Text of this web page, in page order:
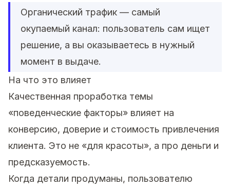
Органический трафик — самый
окупаемый канал: пользователь сам ищет
решение, а вы оказываетесь в нужный
момент в выдаче.
На что это влияет
Качественная проработка темы
«поведенческие факторы» влияет на
конверсию, доверие и стоимость привлечения
клиента. Это не «для красоты», а про деньги и
предсказуемость.
Когда детали продуманы, пользователю